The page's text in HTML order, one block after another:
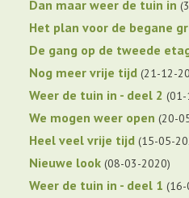
Dan maar weer de tuin in
Het plan voor de begane
De gang op de tweede
Nog meer vrije tijd 21-12-
Weer de tuin in - deel 2 01-
We mogen weer open 20-
Heel veel vrije tijd 15-05-
Nieuwe look 08-03-2020
Weer de tuin in - deel 1